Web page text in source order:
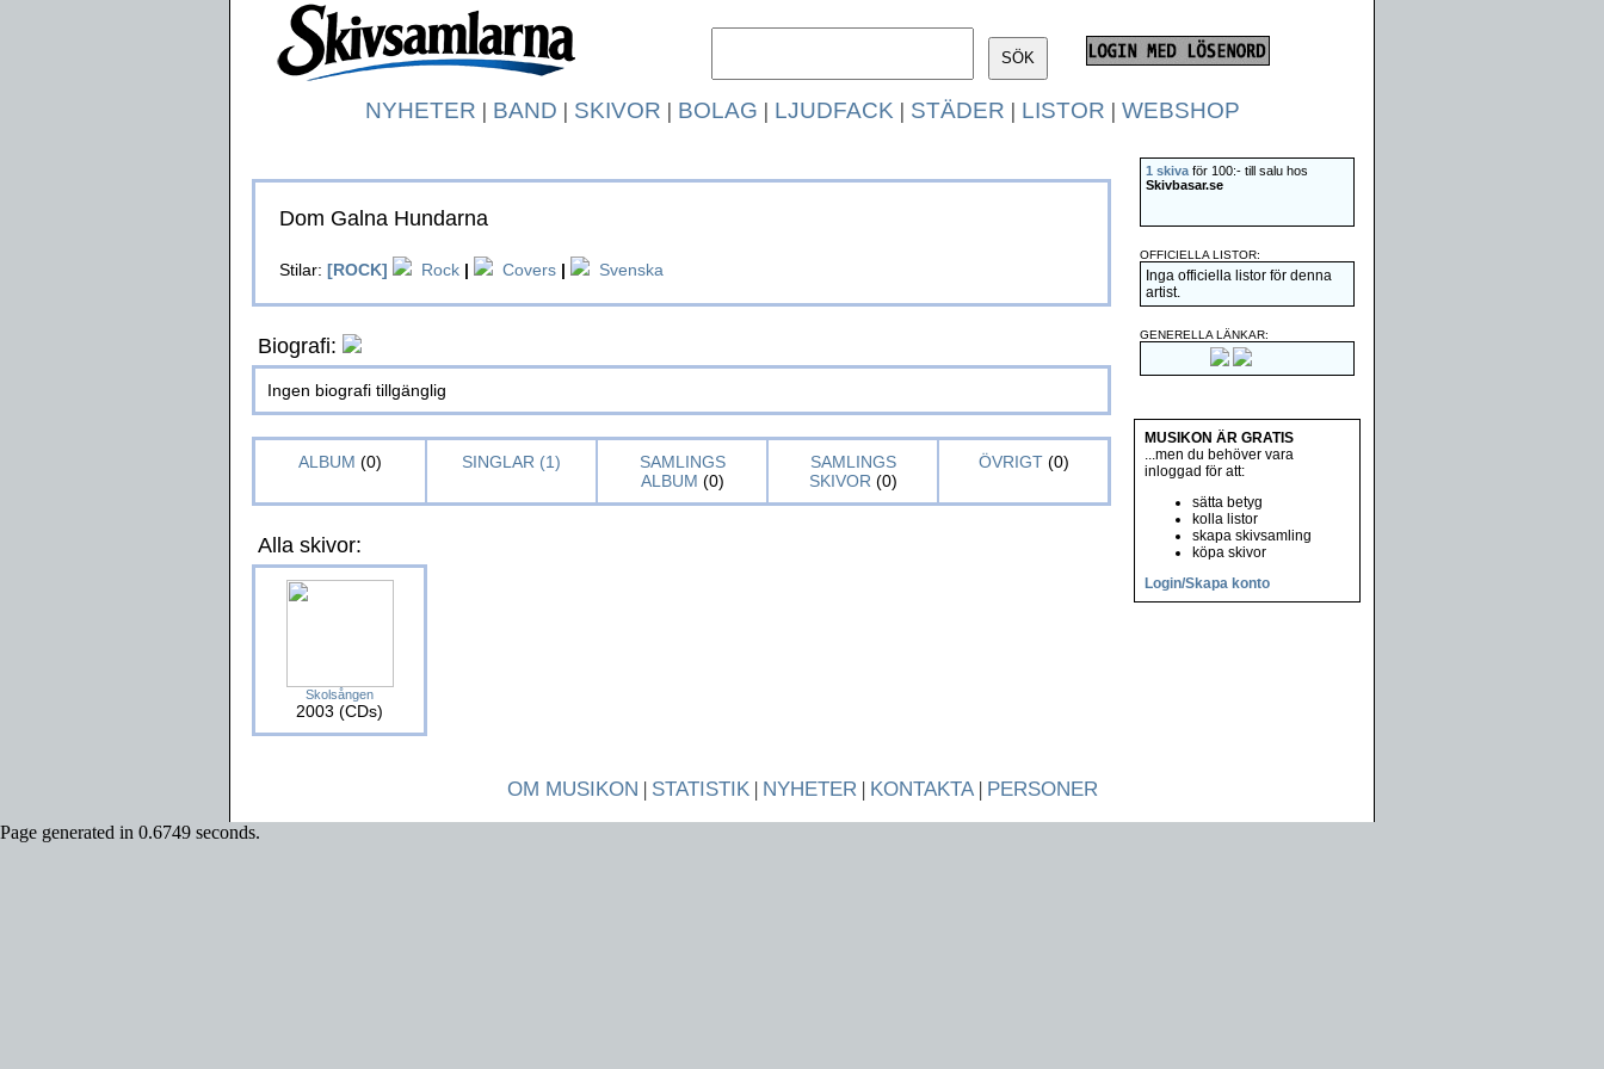
NYHETER | BAND | SKIVOR | BOLAG | LJUDFACK | STÄDER | LISTOR | WEBSHOP
Dom Galna Hundarna
Stilar: [ROCK] Rock | Covers | Svenska
Biografi:
Ingen biografi tillgänglig
ALBUM (0) SINGLAR (1)
SAMLINGS
ALBUM (0)
SAMLINGS
SKIVOR (0)
ÖVRIGT(0)
Alla skivor:
Skolsången
2003 (CDs)
1 skiva för 100:- till salu hos
Skivbasar.se
OFFICIELLA LISTOR:
Inga officiella listor för denna
artist.
GENERELLA LÄNKAR:
MUSIKON ÄR GRATIS
...men du behöver vara
inloggad för att:
sätta betyg
kolla listor
skapa skivsamling
köpa skivor
Login/Skapa konto
OM MUSIKON | STATISTIK| NYHETER| KONTAKTA| PERSONER
Page generated in 0.6749 seconds.